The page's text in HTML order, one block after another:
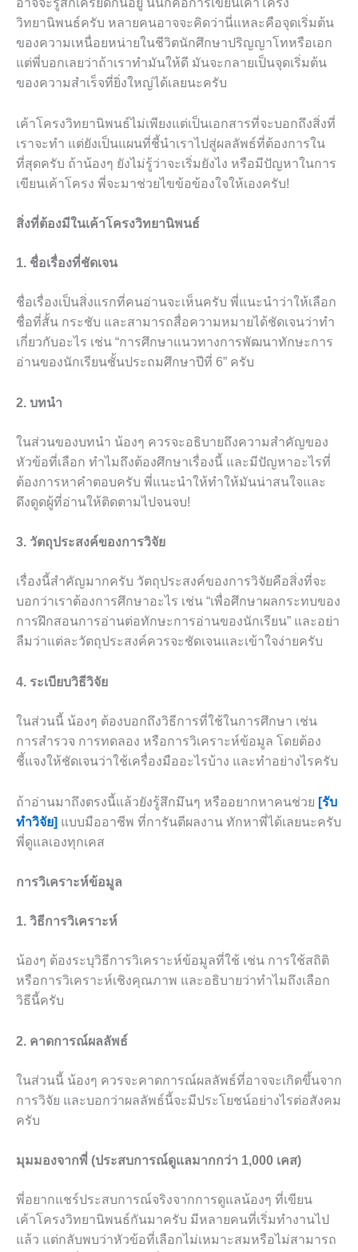
อาจจะรู้สึกเครียดกันอยู่ นั่นก็คือการเขียนเค้าโครง
วิทยานิพนธ์ครับ หลายคนอาจจะคิดว่านี่แหละคือจุดเริ่มต้น
ของความเหนื่อยหน่ายในชีวิตนักศึกษาปริญญาโทหรือเอก
แต่พี่บอกเลยว่าถ้าเราทำมันให้ดี มันจะกลายเป็นจุดเริ่มต้น
ของความสำเร็จที่ยิ่งใหญ่ได้เลยนะครับ
เค้าโครงวิทยานิพนธ์ไม่เพียงแต่เป็นเอกสารที่จะบอกถึงสิ่งที่
เราจะทำ แต่ยังเป็นแผนที่ชี้นำเราไปสู่ผลลัพธ์ที่ต้องการใน
ที่สุดครับ ถ้าน้องๆ ยังไม่รู้ว่าจะเริ่มยังไง หรือมีปัญหาในการ
เขียนเค้าโครง พี่จะมาช่วยไขข้อข้องใจให้เองครับ!
สิ่งที่ต้องมีในเค้าโครงวิทยานิพนธ์
1. ชื่อเรื่องที่ชัดเจน
ชื่อเรื่องเป็นสิ่งแรกที่คนอ่านจะเห็นครับ พี่แนะนำว่าให้เลือก
ชื่อที่สั้น กระชับ และสามารถสื่อความหมายได้ชัดเจนว่าทำ
เกี่ยวกับอะไร เช่น “การศึกษาแนวทางการพัฒนาทักษะการ
อ่านของนักเรียนชั้นประถมศึกษาปีที่ 6” ครับ
2. บทนำ
ในส่วนของบทนำ น้องๆ ควรจะอธิบายถึงความสำคัญของ
หัวข้อที่เลือก ทำไมถึงต้องศึกษาเรื่องนี้ และมีปัญหาอะไรที่
ต้องการหาคำตอบครับ พี่แนะนำให้ทำให้มันน่าสนใจและ
ดึงดูดผู้ที่อ่านให้ติดตามไปจนจบ!
3. วัตถุประสงค์ของการวิจัย
เรื่องนี้สำคัญมากครับ วัตถุประสงค์ของการวิจัยคือสิ่งที่จะ
บอกว่าเราต้องการศึกษาอะไร เช่น “เพื่อศึกษาผลกระทบของ
การฝึกสอนการอ่านต่อทักษะการอ่านของนักเรียน” และอย่า
ลืมว่าแต่ละวัตถุประสงค์ควรจะชัดเจนและเข้าใจง่ายครับ
4. ระเบียบวิธีวิจัย
ในส่วนนี้ น้องๆ ต้องบอกถึงวิธีการที่ใช้ในการศึกษา เช่น
การสำรวจ การทดลอง หรือการวิเคราะห์ข้อมูล โดยต้อง
ชี้แจงให้ชัดเจนว่าใช้เครื่องมืออะไรบ้าง และทำอย่างไรครับ
ถ้าอ่านมาถึงตรงนี้แล้วยังรู้สึกมึนๆ หรืออยากหาคนช่วย [รับ
ทำวิจัย] แบบมืออาชีพ ที่การันตีผลงาน ทักหาพี่ได้เลยนะครับ
พี่ดูแลเองทุกเคส
การวิเคราะห์ข้อมูล
1. วิธีการวิเคราะห์
น้องๆ ต้องระบุวิธีการวิเคราะห์ข้อมูลที่ใช้ เช่น การใช้สถิติ
หรือการวิเคราะห์เชิงคุณภาพ และอธิบายว่าทำไมถึงเลือก
วิธีนี้ครับ
2. คาดการณ์ผลลัพธ์
ในส่วนนี้ น้องๆ ควรจะคาดการณ์ผลลัพธ์ที่อาจจะเกิดขึ้นจาก
การวิจัย และบอกว่าผลลัพธ์นี้จะมีประโยชน์อย่างไรต่อสังคม
ครับ
มุมมองจากพี่ (ประสบการณ์ดูแลมากกว่า 1,000 เคส)
พี่อยากแชร์ประสบการณ์จริงจากการดูแลน้องๆ ที่เขียน
เค้าโครงวิทยานิพนธ์กันมาครับ มีหลายคนที่เริ่มทำงานไป
แล้ว แต่กลับพบว่าหัวข้อที่เลือกไม่เหมาะสมหรือไม่สามารถ